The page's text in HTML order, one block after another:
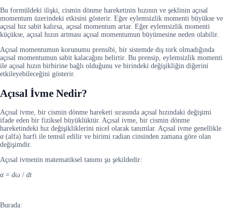
Bu formüldeki ilişki, cismin dönme hareketinin hızının ve şeklinin açısal
momentum üzerindeki etkisini gösterir. Eğer eylemsizlik momenti büyükse ve
açısal hız sabit kalırsa, açısal momentum artar. Eğer eylemsizlik momenti
küçükse, açısal hızın artması açısal momentumun büyümesine neden olabilir.
Açısal momentumun korunumu prensibi, bir sistemde dış tork olmadığında
açısal momentumun sabit kalacağını belirtir. Bu prensip, eylemsizlik momenti
ile açısal hızın birbirine bağlı olduğunu ve birindeki değişikliğin diğerini
etkileyebileceğini gösterir.
Açısal İvme Nedir?
Açısal ivme, bir cismin dönme hareketi sırasında açısal hızındaki değişimi
ifade eden bir fiziksel büyüklüktür. Açısal ivme, bir cismin dönme
hareketindeki hız değişikliklerini nicel olarak tanımlar. Açısal ivme genellikle
α(alfa) harfi ile temsil edilir ve birimi radian cinsinden zamana göre olan
değişimdir.
Açısal ivmenin matematiksel tanımı şu şekildedir:
α= dω / dt
Burada: